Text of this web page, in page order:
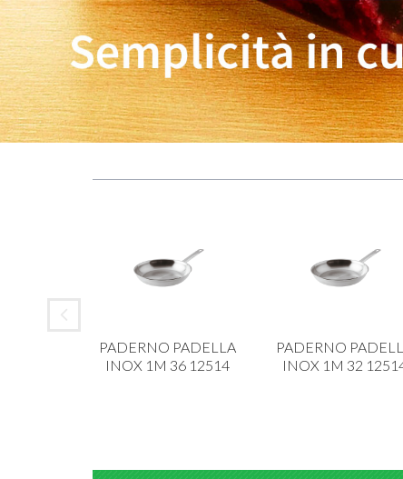
PADERNO PADELLA
INOX 1M 36 12514
PADERNO
INOX 1M 32